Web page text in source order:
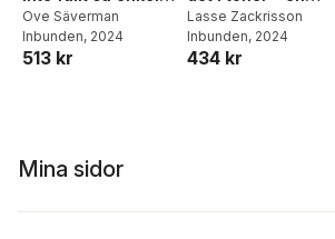
tulipan -
Schlagerbögen i
folkhemmet
Ove Säverman
Inbunden, 2024
513 kr
melodidiskografi
Lasse Zackrisson
Inbunden, 2024
434 kr
Mina sidor